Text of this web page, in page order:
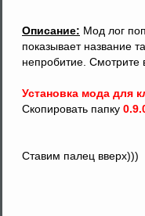
Описание: Мод лог
показывает название
непробитие. Смотрите
Установка мода для
Скопировать папку
Ставим палец вверх)))